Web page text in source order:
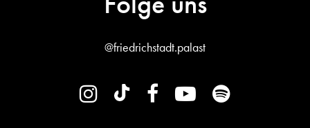
@friedrichstadt.palast